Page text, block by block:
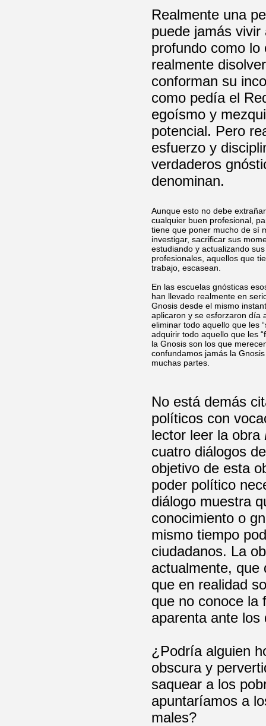
Realmente una
puede jamás
profundo como lo
realmente
conforman su
como pedía el
egoísmo y
potencial. Pero
esfuerzo y
verdaderos
denominan.
Aunque esto no debe
cualquier buen profesional,
tiene que poner mucho de sí
investigar, sacrificar sus
estudiando y actualizando
profesionales, aquellos que
trabajo, escasean.
En las escuelas gnósticas
han llevado realmente en
Gnosis desde el mismo
aplicaron y se esforzaron día
eliminar todo aquello que les
adquirir todo aquello que les
la Gnosis son los que
confundamos jamás la
muchas partes.
No está demás
políticos con
lector leer la obra
cuatro diálogos
objetivo de esta
poder político
diálogo muestra
conocimiento o
mismo tiempo
ciudadanos. La
actualmente, que
que en realidad
que no conoce la
aparenta ante
¿Podría alguien
obscura y
saquear a los
apuntaríamos a
males?